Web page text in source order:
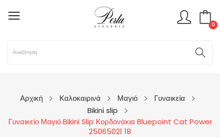
0
Αρχική Καλοκαιρινά Μαγιό
Γυναικεία
Bikini slip
Γυναικείο Μαγιό Bikini Slip Κορδονάκια Bluepoint Cat Power
25065021 18